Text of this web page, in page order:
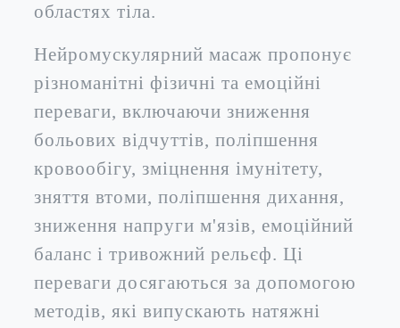
областях тіла.
Нейромускулярний масаж пропонує
різноманітні фізичні та емоційні
переваги, включаючи зниження
больових відчуттів, поліпшення
кровообігу, зміцнення імунітету,
зняття втоми, поліпшення дихання,
зниження напруги м'язів, емоційний
баланс і тривожний рельєф. Ці
переваги досягаються за допомогою
методів, які випускають натяжні